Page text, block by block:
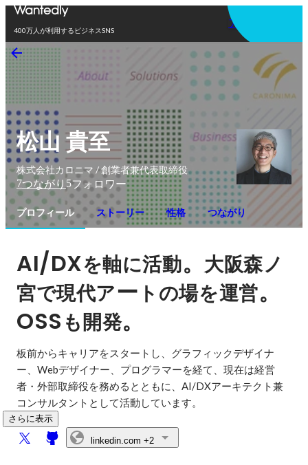
400万人が利用するビジネスSNS
アプリを使う
松山 貴至
株式会社カロニマ / 創業者兼代表取締役
7つながり 5フォロワー
プロフィール ストーリー 性格 つながり
AI/DXを軸に活動。大阪森ノ
宮で現代アー トの場を運営。
OSS も開発。
板前からキャリアをスタートし、グラフィックデザイナ
ー、Webデザイナー、プログラマーを経て、現在は経営
者・外部取締役を務めるとともに、AI/DXアーキテクト兼
コンサルタントとして活動しています。
さらに表示
linkedin.com +2